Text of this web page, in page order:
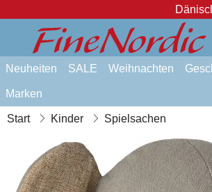
Neuheiten SALE Weihnachten
Marken
Start Kinder Spielsachen